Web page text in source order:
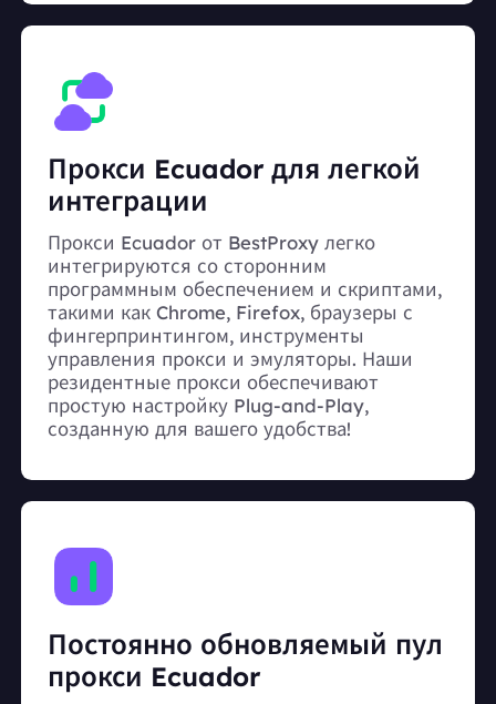
Прокси Ecuador для легкой
интеграции
Прокси Ecuador от BestProxy легко
интегрируются со сторонним
программным обеспечением и скриптами,
такими как Chrome, Firefox, браузеры с
фингерпринтингом, инструменты
управления прокси и эмуляторы. Наши
резидентные прокси обеспечивают
простую настройку Plug-and-Play,
созданную для вашего удобства!
Постоянно обновляемый пул
прокси Ecuador